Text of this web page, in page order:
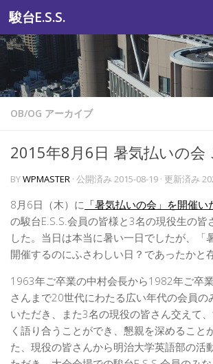
コンテンツへスキップ
駿台E.S.S.
OB/OG アーカイブ
2015年8月6日 暑気払いの会
BYWPMASTER · 公開済み 2015-08-19 · 更新済み
8月6日（木）に 「暑気払いの会」を開催い
の駿台E.S.S.会員の皆様と3名の現役生の皆
した。当日は本当に暑い一日でしたが、「
開催するのにふさわしい日？であったかと
1963年ご卒業の中村会長から1982年ご卒
さんまで20世代にわたる広い年代の会員の
いただき、また3名の現役の皆さん交えて
く語り合うことができ、懇親を深めること
た、現役の皆さんから明治大学英語部の活